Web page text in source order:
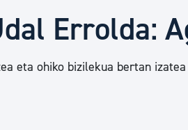
Errolda:
eta ohiko bizilekua bertan